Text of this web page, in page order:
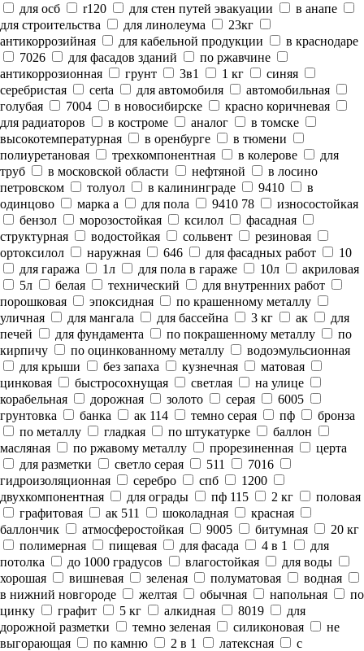
для осб
r120 для стен путей эвакуации
в анапе
для строительства
для линолеума
23кг
антикоррозийная
для кабельной продукции
в краснодаре
7026
для фасадов зданий
по ржавчине
антикоррозионная
грунт 3в1 1 кг
синяя
серебристая
certa для автомобиля
автомобильная
голубая
7004 в новосибирске
красно коричневая
для радиаторов
в костроме аналог
в томске
высокотемпературная
в оренбурге
в тюмени
полиуретановая
трехкомпонентная в колерове
для
труб
в московской области нефтяной
в лосино
петровском
толуол в калининграде 9410
в
одинцово
марка а для пола 9410 78
износостойкая
бензол
морозостойкая ксилол
фасадная
структурная
водостойкая сольвент
резиновая
ортоксилол
наружная 646 для фасадных работ
10
для гаража
1л для пола в гараже 10л
акриловая
5л
белая технический
для внутренних работ
порошковая
эпоксидная
по крашенному металлу
уличная
для мангала для бассейна 3 кг ак
для
печей
для фундамента по покрашенному металлу
по
кирпичу
по оцинкованному металлу
водоэмульсионная
для крыши
без запаха кузнечная
матовая
цинковая
быстросохнущая светлая
на улице
корабельная
дорожная золото серая
6005
грунтовка
банка ак 114 темно серая пф
бронза
по металлу
гладкая по штукатурке
баллон
масляная
по ржавому металлу прорезиненная
церта
для разметки
светло серая 511
7016
гидроизоляционная
серебро спб
1200
двухкомпонентная
для ограды пф 115 2 кг
половая
графитовая
ак 511 шоколадная
красная
баллончик
атмосферостойкая 9005 битумная
20 кг
полимерная
пищевая для фасада 4 в 1
для
потолка
до 1000 градусов влагостойкая
для воды
хорошая
вишневая зеленая полуматовая
водная
в нижний новгороде
желтая обычная напольная
по
цинку
графит 5 кг алкидная 8019
для
дорожной разметки
темно зеленая силиконовая
не
выгорающая
по камню 2 в 1 латексная
с